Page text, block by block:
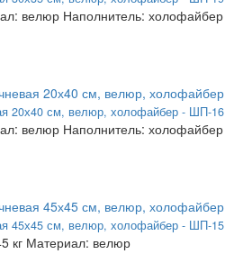
велюр Наполнитель: холофайбер
20х40 см, велюр, холофайбер - ШП-16
велюр Наполнитель: холофайбер
45х45 см, велюр, холофайбер - ШП-15
кг Материал: велюр